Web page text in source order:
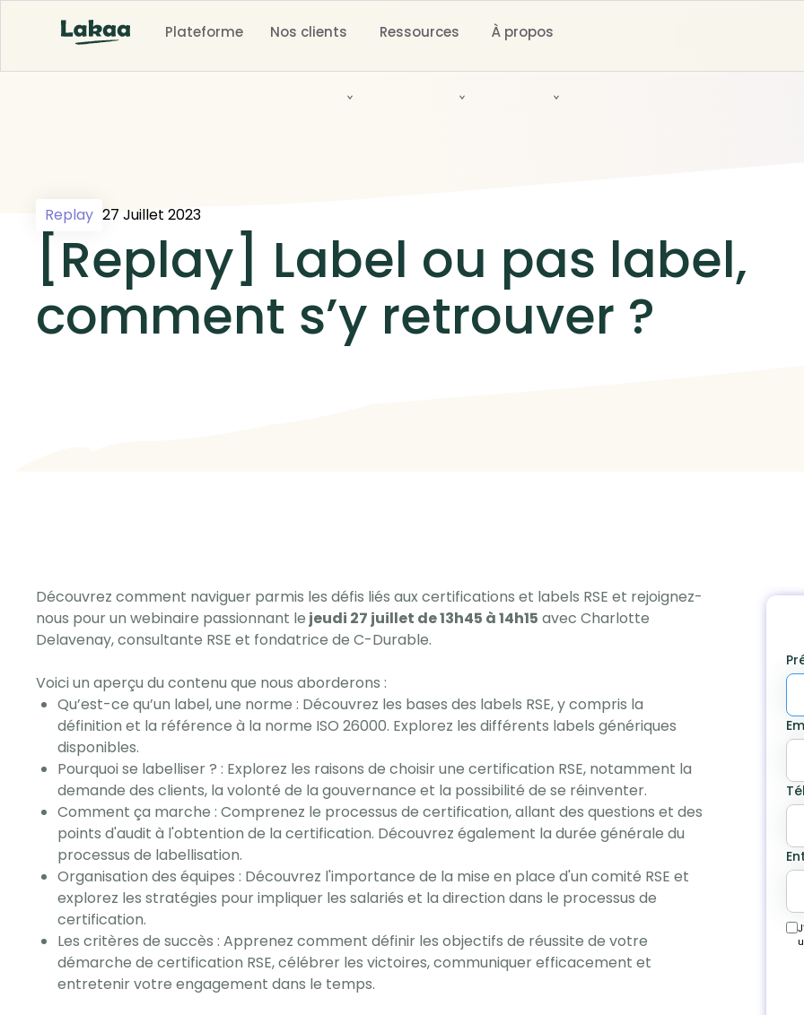
Plateforme Nos clients Ressources À propos
Replay 27 Juillet 2023
[Replay] Label ou pas label,
comment s’y retrouver ?
Découvrez comment naviguer parmis les défis liés aux certifications et labels RSE et rejoignez-
nous pour un webinaire passionnant le jeudi 27 juillet de 13h45 à 14h15 avec Charlotte
Delavenay, consultante RSE et fondatrice de C-Durable.
Voici un aperçu du contenu que nous aborderons :
Qu’est-ce qu’un label, une norme : Découvrez les bases des labels RSE, y compris la
définition et la référence à la norme ISO 26000. Explorez les différents labels génériques
disponibles.
Pourquoi se labelliser ? : Explorez les raisons de choisir une certification RSE, notamment la
demande des clients, la volonté de la gouvernance et la possibilité de se réinventer.
Comment ça marche : Comprenez le processus de certification, allant des questions et des
points d'audit à l'obtention de la certification. Découvrez également la durée générale du
processus de labellisation.
Organisation des équipes : Découvrez l'importance de la mise en place d'un comité RSE et
explorez les stratégies pour impliquer les salariés et la direction dans le processus de
certification.
Les critères de succès : Apprenez comment définir les objectifs de réussite de votre
démarche de certification RSE, célébrer les victoires, communiquer efficacement et
entretenir votre engagement dans le temps.